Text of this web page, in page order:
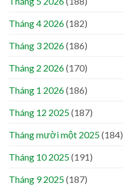
Tháng 4 2026(182)
Tháng 3 2026(186)
Tháng 2 2026(170)
Tháng 1 2026(186)
Tháng 12 2025(187)
Tháng mười một 2025(184)
Tháng 10 2025(191)
Tháng 9 2025(187)